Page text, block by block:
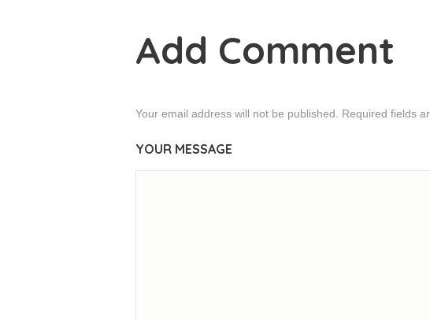
Add Comment
Your email address will not be published. Required fields
YOUR MESSAGE